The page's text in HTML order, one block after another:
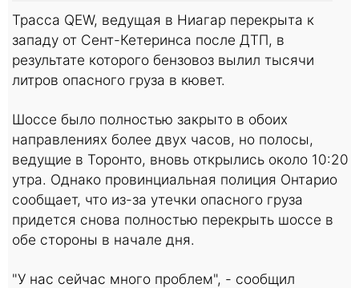
Трасса QEW, ведущая в Ниагар перекрыта к
западу от Сент-Кетеринса после ДТП, в
результате которого бензовоз вылил тысячи
литров опасного груза в кювет.
Шоссе было полностью закрыто в обоих
направлениях более двух часов, но полосы,
ведущие в Торонто, вновь открылись около 10:20
утра. Однако провинциальная полиция Онтарио
сообщает, что из-за утечки опасного груза
придется снова полностью перекрыть шоссе в
обе стороны в начале дня.
"У нас сейчас много проблем", - сообщил